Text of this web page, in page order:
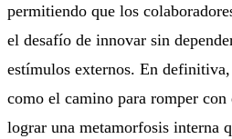
permitiendo que los
el desafío de innovar sin
estímulos externos. En
como el camino para romper con
lograr una metamorfosis interna